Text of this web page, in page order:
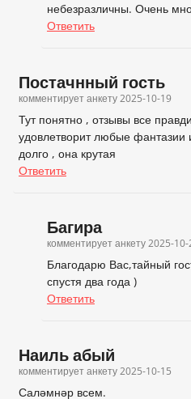
небезразличны. Очень
Ответить
Постачнный гость
комментирует анкету2025-10-19
Тут понятно , отзывы все
удовлетворит любые
долго , она крутая
Ответить
Багира
комментирует анкету2025-10-
Благодарю Вас,тайный
спустя два года )
Ответить
Наиль абый
комментирует анкету2025-10-15
Саләмнәр всем.